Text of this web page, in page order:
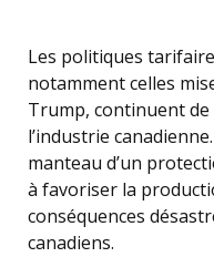
Les politiques
notamment celles
Trump, continuent
l’industrie
manteau d’un
à favoriser la
conséquences
canadiens.